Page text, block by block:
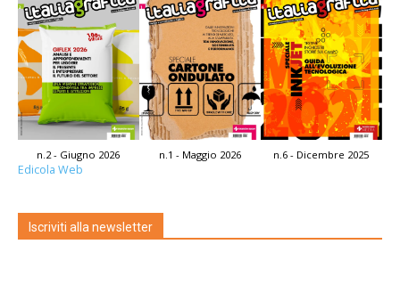
n.2 - Giugno 2026 n.1 - Maggio 2026 n.6 - Dicembre 2025
Edicola Web
Iscriviti alla newsletter